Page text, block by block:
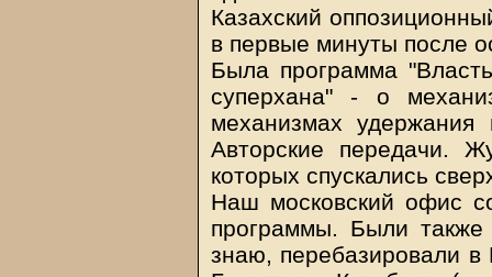
Казахский
в первые минуты после
Была программа
суперхана" - о
механизмах удержания
Авторские передачи.
которых спускались
Наш московский офис
программы. Были
знаю, перебазировали в